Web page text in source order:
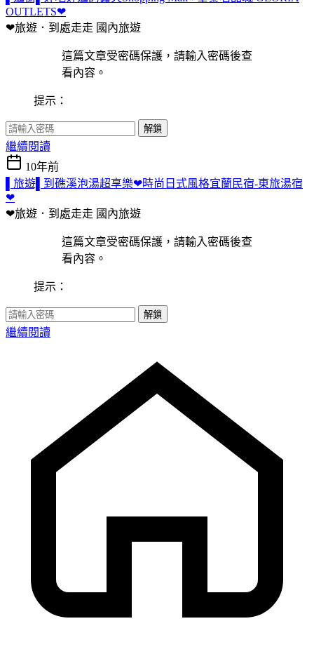
OUTLETS❤
❤旅遊．到處走走 國內旅遊
這篇文章受密碼保護，請輸入密碼後查
看內容。
提示：
解鎖
繼續閱讀
10年前
▌旅遊▌到礁溪泡湯超享樂❤時尚日式風格宜蘭民宿-東旅湯宿
❤
❤旅遊．到處走走 國內旅遊
這篇文章受密碼保護，請輸入密碼後查
看內容。
提示：
解鎖
繼續閱讀